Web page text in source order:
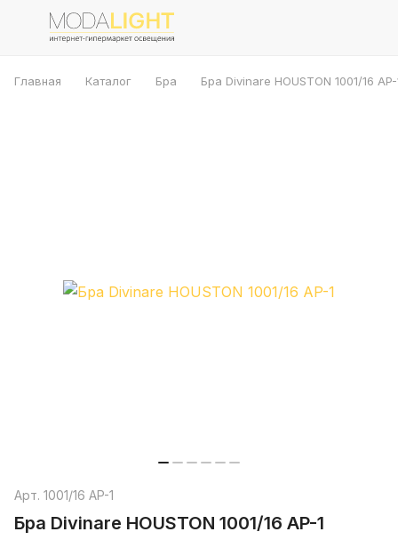
Главная Каталог Бра Бра Divinare HOUSTON 1001/16 AP-
Арт. 1001/16 AP-1
Бра Divinare HOUSTON 1001/16 AP-1